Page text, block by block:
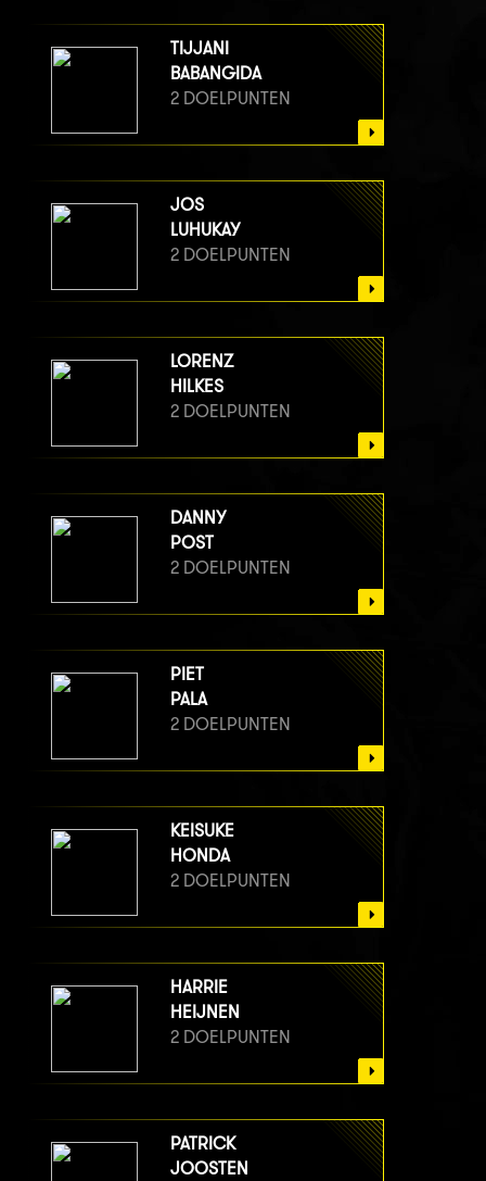
TIJJANI
BABANGIDA
2 DOELPUNTEN
JOS
LUHUKAY
2 DOELPUNTEN
LORENZ
HILKES
2 DOELPUNTEN
DANNY
POST
2 DOELPUNTEN
PIET
PALA
2 DOELPUNTEN
KEISUKE
HONDA
2 DOELPUNTEN
HARRIE
HEIJNEN
2 DOELPUNTEN
PATRICK
JOOSTEN